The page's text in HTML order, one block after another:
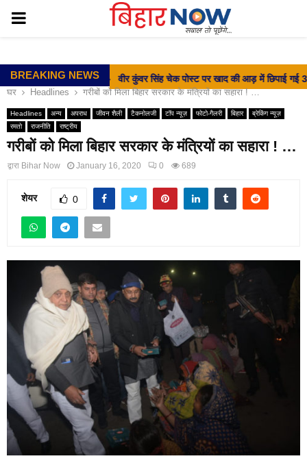
PRIMARY
BREAKING NEWS⇝ वीर कुंवर सिंह चेक पोस्ट पर खाद की आड़ में छिपाई गई 31.53
घर Headlines गरीबों को मिला बिहार सरकार के मंत्रियों का सहारा ! …
Headlines अन्य अपराध जीवन शैली टैकनोलजी टॉप न्यूज़ फोटो-गैलरी बिहार
ब्रेकिंग न्यूज़
रमतो
राजनीति राष्ट्रीय
गरीबों को मिला बिहार सरकार के मंत्रियों का सहारा ! …
द्वारा Bihar Now January 16, 2020 0 689
शेयर 0